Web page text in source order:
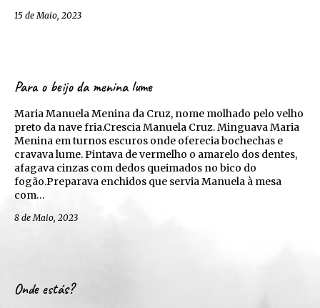
15 de Maio, 2023
Para o beijo da menina lume
Maria Manuela Menina da Cruz, nome molhado pelo velho
preto da nave fria.Crescia Manuela Cruz. Minguava Maria
Menina em turnos escuros onde oferecia bochechas e
cravava lume. Pintava de vermelho o amarelo dos dentes,
afagava cinzas com dedos queimados no bico do
fogão.Preparava enchidos que servia Manuela à mesa
com…
8 de Maio, 2023
Onde estás?